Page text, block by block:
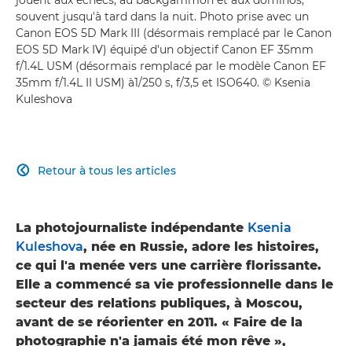
souvent jusqu'à tard dans la nuit. Photo prise avec un
Canon EOS 5D Mark III (désormais remplacé par le Canon
EOS 5D Mark IV) équipé d'un objectif Canon EF 35mm
f/1.4L USM (désormais remplacé par le modèle Canon EF
35mm f/1.4L II USM) à1/250 s, f/3,5 et ISO640. © Ksenia
Kuleshova
Retour à tous les articles

La photojournaliste indépendante Ksenia
Kuleshova, née en Russie, adore les histoires,
ce qui l'a menée vers une carrière florissante.
Elle a commencé sa vie professionnelle dans le
secteur des relations publiques, à Moscou,
avant de se réorienter en 2011. « Faire de la
photographie n'a jamais été mon rêve »,